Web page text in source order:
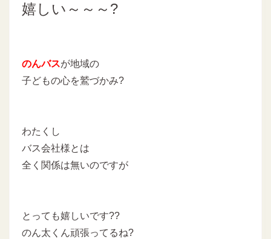
嬉しい～～～?
のんバスが地域の
子どもの心を鷲づかみ?
わたくし
バス会社様とは
全く関係は無いのですが
とっても嬉しいです??
のん太くん頑張ってるね?